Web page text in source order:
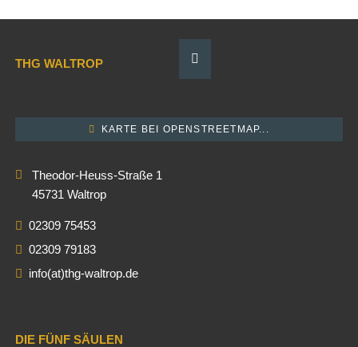
THG WALTROP
KARTE BEI OPENSTREETMAP...
Theodor-Heuss-Straße 1
45731 Waltrop
02309 75453
02309 79183
info(at)thg-waltrop.de
DIE FÜNF SÄULEN